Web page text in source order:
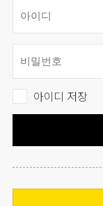
아이디 저장